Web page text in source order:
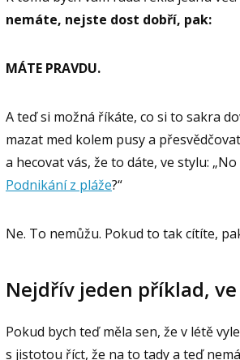
nemáte, nejste dost dobří, pak:
MÁTE PRAVDU.
A teď si možná říkáte, co si to sakra
mazat med kolem pusy a
a hecovat vás, že to dáte, ve stylu:
Podnikání z pláže?“
Ne. To nemůžu. Pokud to tak cítíte,
Nejdřív jeden příklad,
Pokud bych teď měla sen, že v létě
s jistotou říct, že na to tady a teď